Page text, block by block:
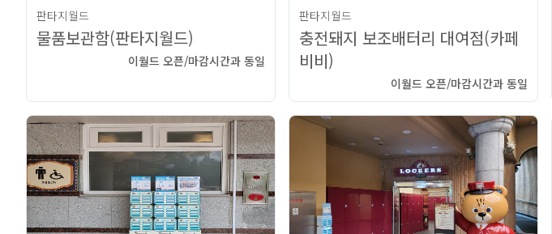
판타지월드
물품보관함(판타지월드)
이월드 오픈/마감시간과 동일
판타지월드
충전돼지 보조배터리 대여점(카페
비비)
이월드 오픈/마감시간과 동일